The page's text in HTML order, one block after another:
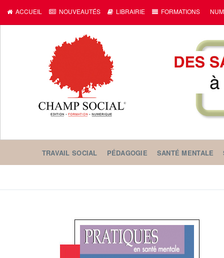
ACCUEIL NOUVEAUTÉS LIBRAIRIE FORMATIONS
TRAVAIL SOCIAL PÉDAGOGIE SANTÉ MENTALE